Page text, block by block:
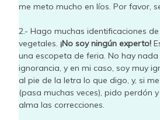
me meto mucho en líos. Por favor,
2.- Hago muchas identificaciones
vegetales. ¡No soy ningún experto!
una escopeta de feria. No hay
ignorancia, y en mi caso, soy muy
al pie de la letra lo que digo, y, si
(pasa muchas veces), pido perdón
alma las correcciones.